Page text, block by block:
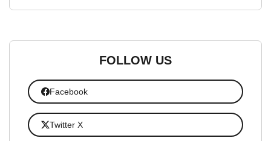
FOLLOW US
Facebook
Twitter X